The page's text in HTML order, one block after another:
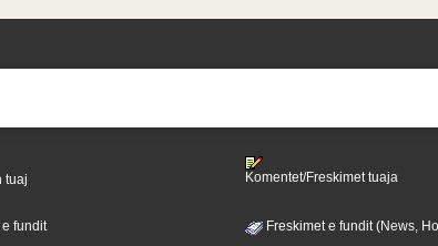
tuaj
Komentet/Freskimet tuaja
e fundit
Freskimet e fundit (News,